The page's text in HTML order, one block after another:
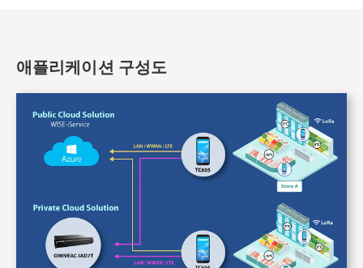
애플리케이션 구성도